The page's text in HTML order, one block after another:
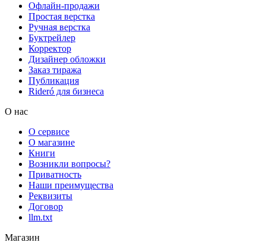
Офлайн-продажи
Простая верстка
Ручная верстка
Буктрейлер
Корректор
Дизайнер обложки
Заказ тиража
Публикация
Rideró для бизнеса
О нас
О сервисе
О магазине
Книги
Возникли вопросы?
Приватность
Наши преимущества
Реквизиты
Договор
llm.txt
Магазин